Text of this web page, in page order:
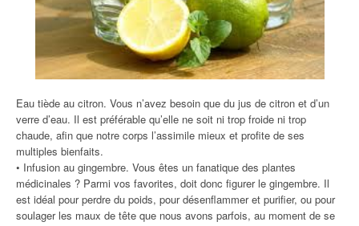
Eau tiède au citron. Vous n’avez besoin que du jus de citron et d’un
verre d’eau. Il est préférable qu’elle ne soit ni trop froide ni trop
chaude, afin que notre corps l’assimile mieux et profite de ses
multiples bienfaits.
• Infusion au gingembre. Vous êtes un fanatique des plantes
médicinales ? Parmi vos favorites, doit donc figurer le gingembre. Il
est idéal pour perdre du poids, pour désenflammer et purifier, ou pour
soulager les maux de tête que nous avons parfois, au moment de se